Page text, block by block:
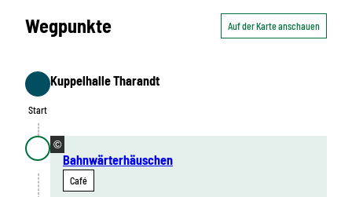
Wegpunkte Auf der Karte anschauen
Start
Start
Kuppelhalle Tharandt
©
Bahnwärterhäuschen
Café